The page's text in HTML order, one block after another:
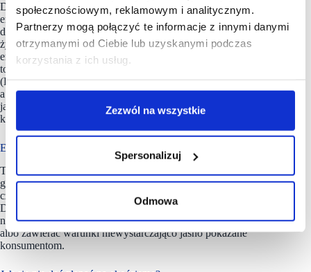
społecznościowym, reklamowym i analitycznym.
Partnerzy mogą połączyć te informacje z innymi danymi
otrzymanymi od Ciebie lub uzyskanymi podczas
korzystania z ich usług.
Zezwól na wszystkie
Spersonalizuj
Odmowa
Dodatkowo „bezemisyjne” może być rozumiane jako zero
emisji w ogóle, jeśli brakuje dopowiedzenia, że określenie takie
dotyczy co najwyżej etapu jazdy, nie zaś emisji w całym cyklu
życia pojazdu. Podobnie jest z hasłem „100 proc. odnawialnej
energii” dla biur, magazynów i stacji ładowania. W praktyce
to 100 proc. może opierać się w dużej mierze na certyfikatach
(EAC), które kompensują zużytą energię,
a nie na bezpośrednim zakupie energii z OZE. Jeśli to nie jest
jasno i prosto wyjaśnione, przekaz może wprowadzać
konsumentów w błąd.
Ekościema pod lupą
To kolejne działania
greenwashingu, potocznie zwanego ekościemą. W ostatnim
czasie Prezes
postawiłzarzuty
DPD i InPost w sprawach, w których „eko” miało opierać się
na niepełnych danych, dotyczyć tylko fragmentu działalności
albo zawierać warunki niewystarczająco jasno pokazane
konsumentom.